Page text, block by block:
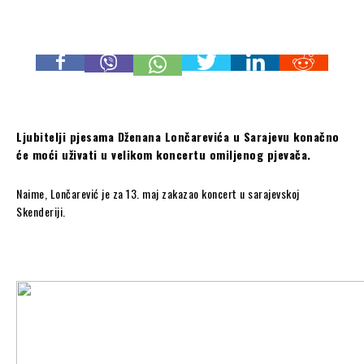
Ljubitelji pjesama Dženana Lončarevića u Sarajevu konačno
će moći uživati u velikom koncertu omiljenog pjevača.
Naime, Lončarević je za 13. maj zakazao koncert u sarajevskoj
Skenderiji.